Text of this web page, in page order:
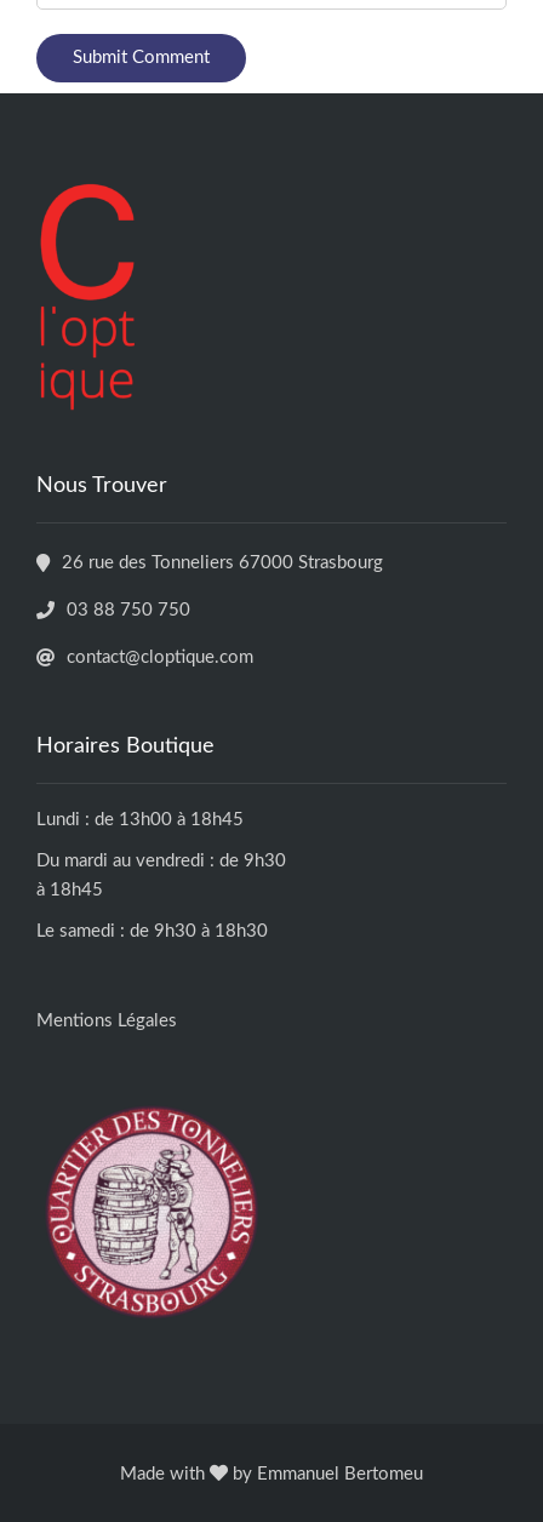
Nous Trouver
26 rue des Tonneliers 67000 Strasbourg
03 88 750 750
contact@cloptique.com
Horaires Boutique
Lundi : de 13h00 à 18h45
Du mardi au vendredi : de 9h30
à 18h45
Le samedi : de 9h30 à 18h30
Mentions Légales
Made with by Emmanuel Bertomeu